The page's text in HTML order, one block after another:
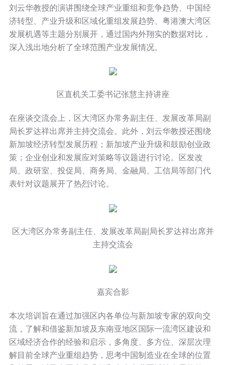
刘云华教授的演讲围绕全球产业重组和竞争趋势、中国经
济转型、产业升级和区域化重组发展趋势、粤港澳大湾区
发展机遇等主题分别展开，通过国内外翔实的数据对比，
深入浅出地分析了全球范围产业发展情况。
区直机关工委书记张慧主持讲座
在座谈交流会上，区大湾区办常务副主任、发展改革局副
局长罗达祥出席并主持交流会。此外，刘云华教授还围绕
新加坡经济转型发展历程；新加坡产业升级和鼓励创业政
策；企业创业和发展应对策略等议题进行讨论。区发改
局、政研室、投促局、商务局、金融局、工信局等部门代
表针对议题展开了热烈讨论。
区大湾区办常务副主任、发展改革局副局长罗达祥出席并
主持交流会
嘉宾合影
本次培训旨在通过加强区内各单位与新加坡专家的双向交
流，了解和借鉴新加坡及东南亚地区国际一流湾区建设和
区域经济合作的经验和启示，多角度、多方位、深层次理
解目前全球产业重组趋势，思考中国制造业在全球的位置